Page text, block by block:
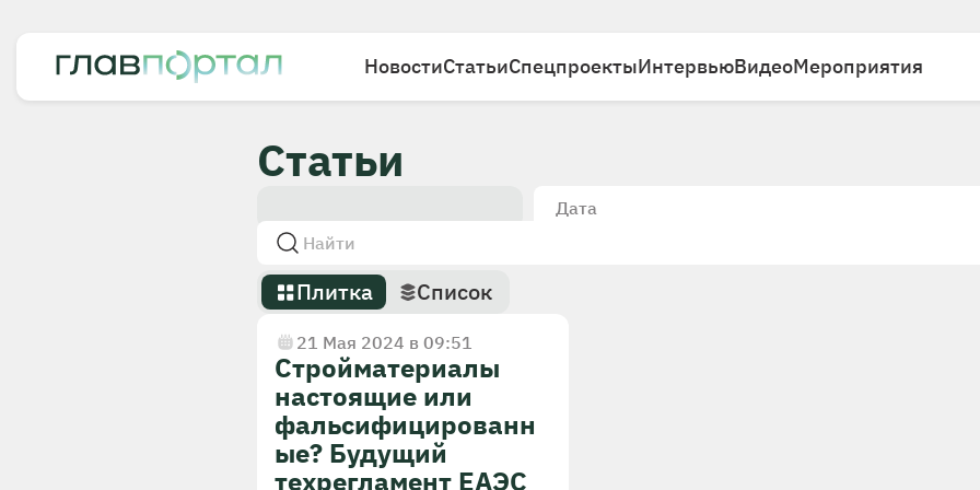
НовостиСтатьиСпецпроектыИнтервьюВидеоМероприятия
Статьи
Дата
Плитка Список
21 Мая 2024 в 09:51
Стройматериалы
настоящие или
фальсифицированн
ые? Будущий
техрегламент ЕАЭС